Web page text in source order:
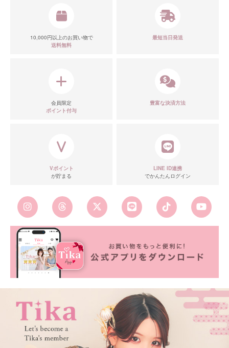
10,000円以上のお買い物で
送料無料
最短当日発送
会員限定
ポイント付与
豊富な決済方法
Vポイント
が貯まる
LINE ID連携
でかんたんログイン